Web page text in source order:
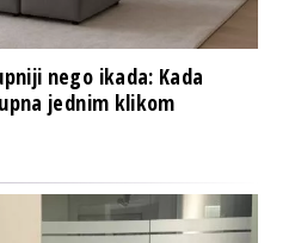
nego ikada: Kada
jednim klikom